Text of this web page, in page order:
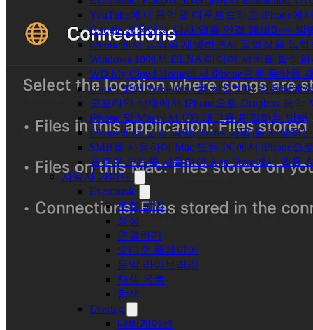
YouTube에서 음악을 다운로드하고 iPhone에
Google 계정에서 타사 앱을 연결 해제하는 방
iPhone에서 음악을 재생하면서 동영상을 녹
Windows 10에서 DLNA 미디어 서버를 활성
WD My Cloud Home에서 iPhone으로 음악을
iTunes 없이 WiFi-Drive를 사용하여 컴퓨터에
오프라인 상태에서 iPhone으로 Dropbox 음악
iPhone 및 Mac에서 ID3 태그를 편집하는 방법
iPhone에서 로컬 파일(iTunes 파일)을 재생하
SMB를 사용하여 Mac 또는 PC에서 iPhone으
프로모 코드를 사용하여 App Store에서 앱을
사용자 가이드
Evermusic
로컬 파일
설정
연결하기
오디오 플레이어
음악 라이브러리
재생 목록
탐색
Evertag
내비게이션